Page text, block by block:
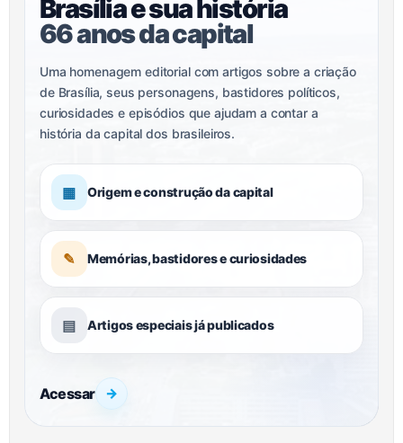
Brasília e sua história
66 anos da capital
Uma homenagem editorial com artigos sobre a criação
de Brasília, seus personagens, bastidores políticos,
curiosidades e episódios que ajudam a contar a
história da capital dos brasileiros.
▦ Origem e construção da capital
✎ Memórias, bastidores e curiosidades
▤ Artigos especiais já publicados
Acessar →